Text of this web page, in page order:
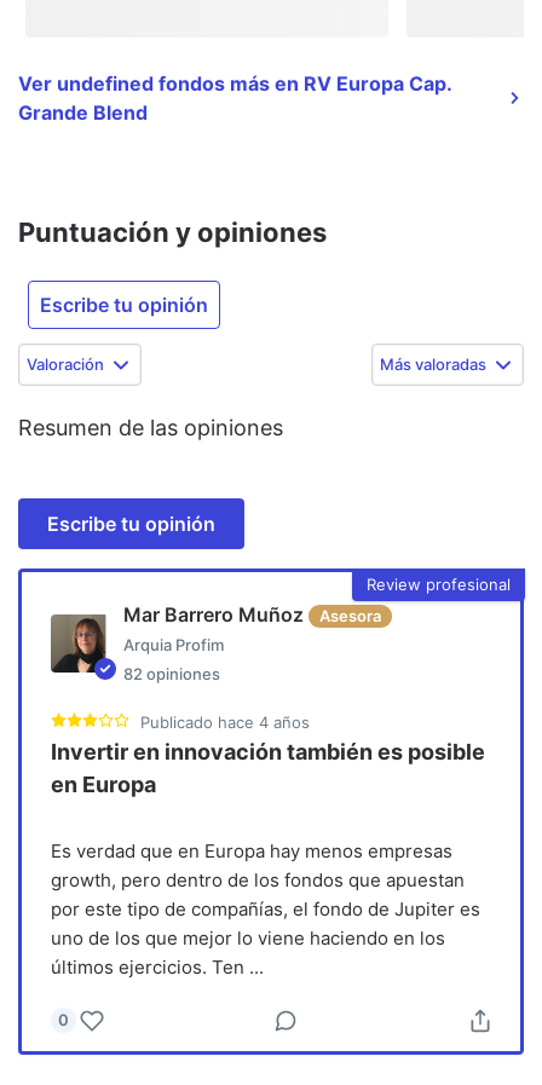
Ver undefined fondos más en RV Europa Cap.
Grande Blend
Puntuación y opiniones
Escribe tu opinión
Valoración Más valoradas
Resumen de las opiniones
Escribe tu opinión
Review profesional
Mar Barrero Muñoz
Asesora
Arquia Profim
82 opiniones
Publicado hace 4 años
Invertir en innovación también es posible
en Europa
Es verdad que en Europa hay menos empresas
growth, pero dentro de los fondos que apuestan
por este tipo de compañías, el fondo de Jupiter es
uno de los que mejor lo viene haciendo en los
últimos ejercicios. Ten ...
0